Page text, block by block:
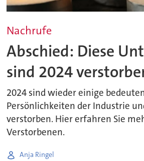
Nachrufe
Abschied: Diese
sind 2024
2024 sind wieder einige
Persönlichkeiten der Industrie
verstorben. Hier erfahren Sie
Verstorbenen.
Anja Ringel